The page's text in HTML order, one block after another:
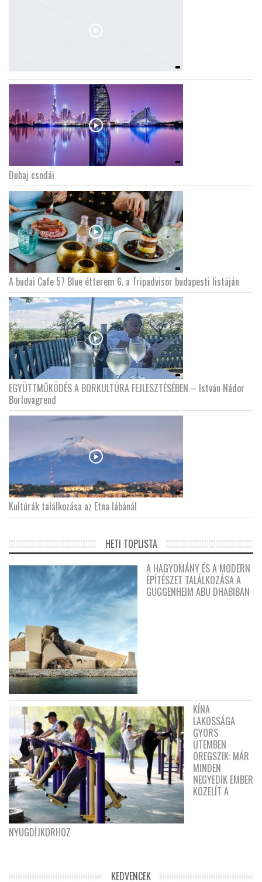
Dubaj csodái
A budai Cafe 57 Blue étterem 6. a Tripadvisor budapesti listáján
EGYÜTTMŰKÖDÉS A BORKULTÚRA FEJLESZTÉSÉBEN – István Nádor
Borlovagrend
Kultúrák találkozása az Etna lábánál
HETI TOPLISTA
A HAGYOMÁNY ÉS A MODERN
ÉPÍTÉSZET TALÁLKOZÁSA A
GUGGENHEIM ABU DHABIBAN
KÍNA
LAKOSSÁGA
GYORS
ÜTEMBEN
ÖREGSZIK: MÁR
MINDEN
NEGYEDIK EMBER
KÖZELÍT A
NYUGDÍJKORHOZ
KEDVENCEK